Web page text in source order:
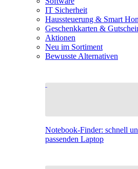
IT Sicherheit
Haussteuerung & Smart
Geschenkkarten &
Aktionen
Neu im Sortiment
Bewusste Alternativen
Notebook-Finder: schnell
passenden Laptop